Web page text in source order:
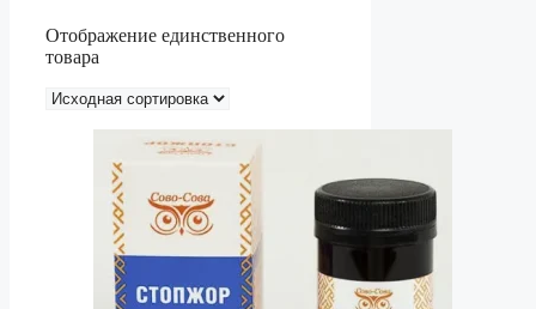
Отображение единственного
товара